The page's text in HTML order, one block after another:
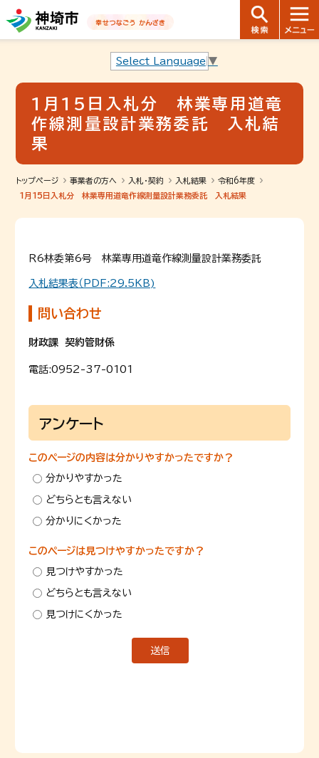
音声読み上げ用ナビゲーションです。
本文へ移動します
ページ最後（フッター）へ移動します
音声読み上げ用ナビゲーションはここまでです。
Select Language ▼
1月15日入札分 林業専用道竜
作線測量設計業務委託 入札結
果
トップページ 事業者の方へ 入札・契約 入札結果
令和6年度
1月15日入札分 林業専用道竜作線測量設計業務委託 入札結果
Ｒ6林委第6号 林業専用道竜作線測量設計業務委託
入札結果表（PDF:29.5KB)
問い合わせ
財政課 契約管財係
電話:0952-37-0101
アンケート
このページの内容は分かりやすかったですか？
分かりやすかった
どちらとも言えない
分かりにくかった
このページは見つけやすかったですか？
見つけやすかった
どちらとも言えない
見つけにくかった